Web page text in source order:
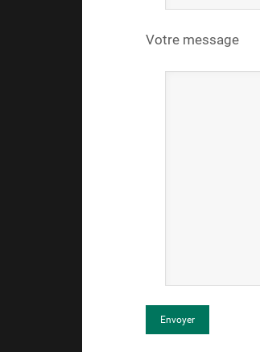
Votre message